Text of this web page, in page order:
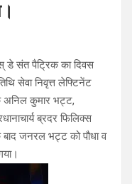
डे संत पैट्रिक का दिवस
सेवा निवृत्त लेफ्टिनेंट
अनिल कुमार भट्ट,
ब्रदर फिलिक्स
जनरल भट्ट को पौधा व